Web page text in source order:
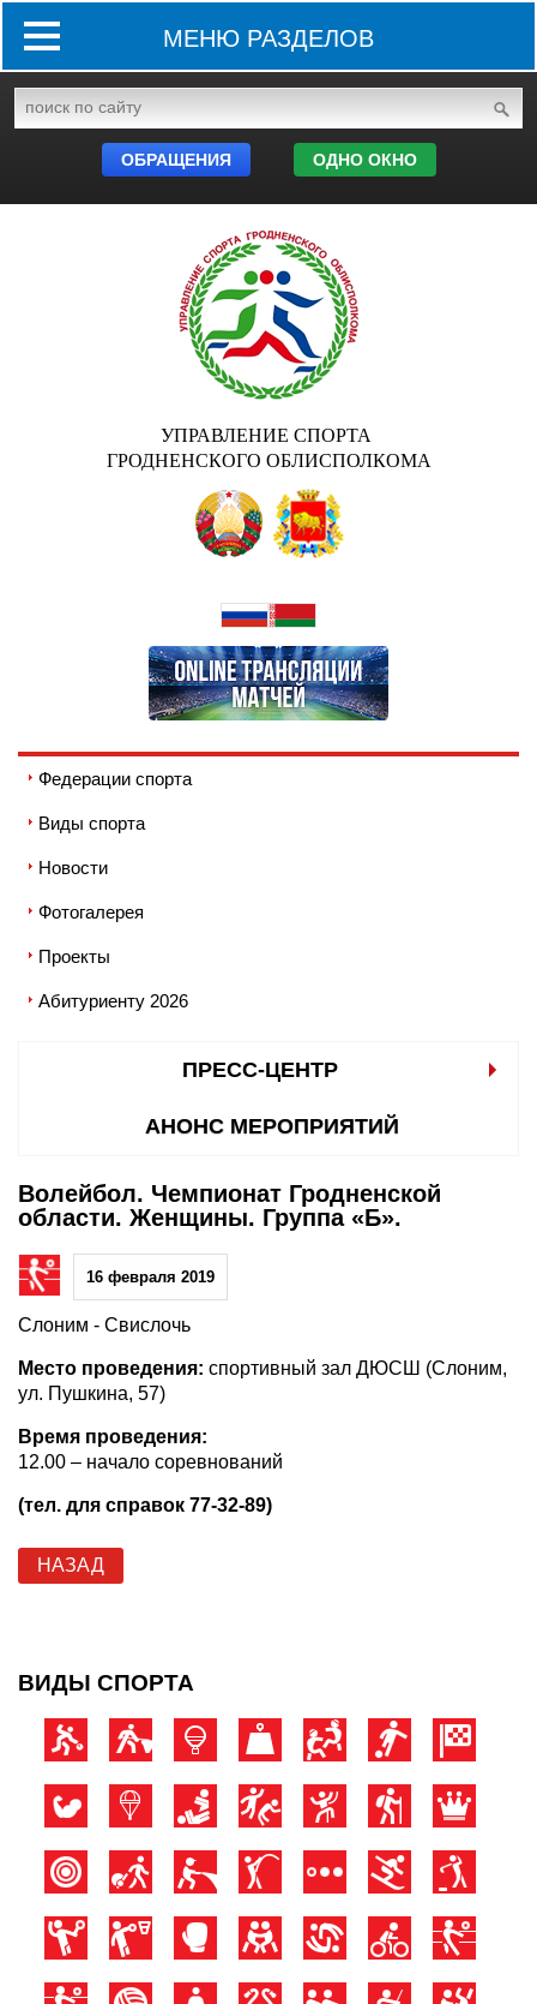
МЕНЮ РАЗДЕЛОВ
ОБРАЩЕНИЯ ОДНО ОКНО
УПРАВЛЕНИЕ СПОРТА
ГРОДНЕНСКОГО ОБЛИСПОЛКОМА
Федерации спорта
Виды спорта
Новости
Фотогалерея
Проекты
Абитуриенту 2026
ПРЕСС-ЦЕНТР
АНОНС МЕРОПРИЯТИЙ
Волейбол. Чемпионат Гродненской
области. Женщины. Группа «Б».
16 февраля 2019
Слоним - Свислочь
Место проведения: спортивный зал ДЮСШ (Слоним,
ул. Пушкина, 57)
Время проведения:
12.00 – начало соревнований
(тел. для справок 77-32-89)
НАЗАД
ВИДЫ СПОРТА